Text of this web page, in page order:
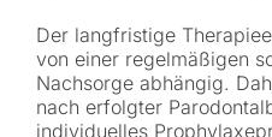
Der langfristige
von einer regelmäßigen
Nachsorge abhängig.
nach erfolgter
individuelles